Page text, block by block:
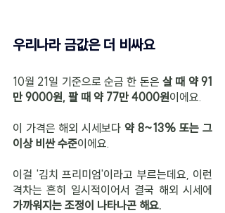
우리나라 금값은 더 비싸요
10월 21일 기준으로 순금 한 돈은 살 때 약 91
만 9000원, 팔 때 약 77만 4000원이에요.
이 가격은 해외 시세보다 약 8~13% 또는 그
이상 비싼 수준이에요.
이걸 '김치 프리미엄'이라고 부르는데요, 이런
가까워지는 조정이 나타나곤 해요.